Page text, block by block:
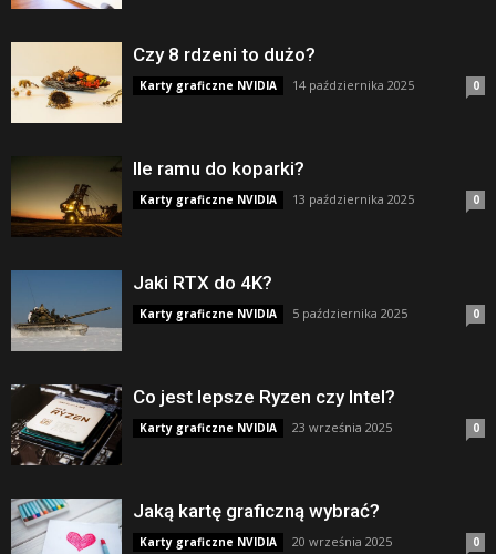
Czy 8 rdzeni to dużo?
Karty graficzne NVIDIA 14 października 2025 0
Ile ramu do koparki?
Karty graficzne NVIDIA 13 października 2025 0
Jaki RTX do 4K?
Karty graficzne NVIDIA 5 października 2025 0
Co jest lepsze Ryzen czy Intel?
Karty graficzne NVIDIA 23 września 2025 0
Jaką kartę graficzną wybrać?
Karty graficzne NVIDIA 20 września 2025 0